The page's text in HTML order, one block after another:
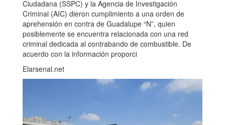
Ciudadana (SSPC) y la Agencia de Investigación
Criminal (AIC) dieron cumplimiento a una orden de
aprehensión en contra de Guadalupe “N”, quien
posiblemente se encuentra relacionada con una red
criminal dedicada al contrabando de combustible. De
acuerdo con la información proporci
Elarsenal.net